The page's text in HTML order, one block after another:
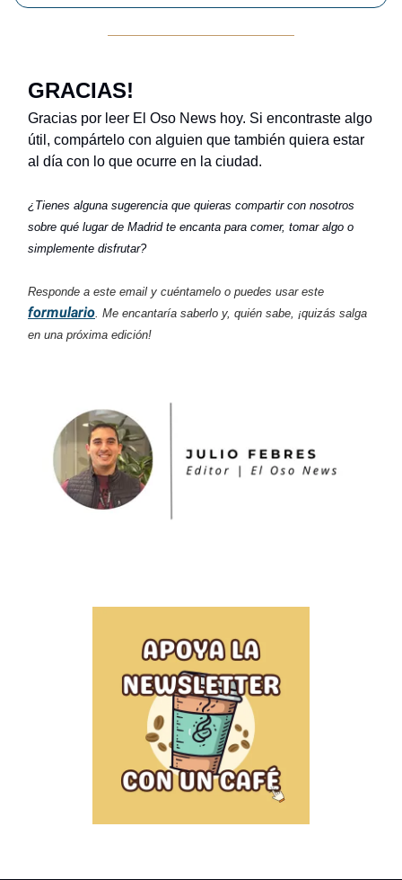
GRACIAS!
Gracias por leer El Oso News hoy. Si encontraste algo
útil, compártelo con alguien que también quiera estar
al día con lo que ocurre en la ciudad.
¿Tienes alguna sugerencia que quieras compartir con nosotros
sobre qué lugar de Madrid te encanta para comer, tomar algo o
simplemente disfrutar?
Responde a este email y cuéntamelo o puedes usar este
formulario. Me encantaría saberlo y, quién sabe, ¡quizás salga
en una próxima edición!